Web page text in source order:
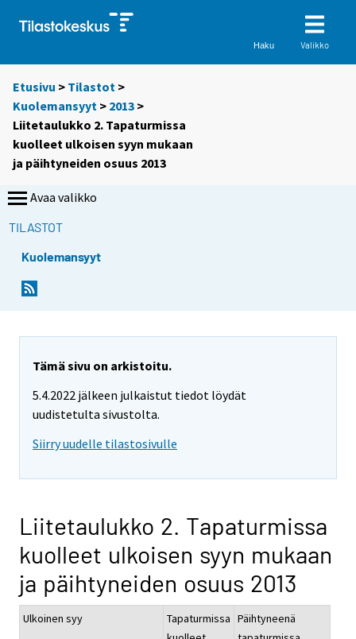
Haku Valikko
Etusivu > Tilastot >
Kuolemansyyt > 2013 >
Liitetaulukko 2. Tapaturmissa
kuolleet ulkoisen syyn mukaan
ja päihtyneiden osuus 2013
Avaa valikko
TILASTOT
Kuolemansyyt
Tämä sivu on arkistoitu.
5.4.2022 jälkeen julkaistut tiedot löydät
uudistetulta sivustolta.
Siirry uudelle tilastosivulle
Liitetaulukko 2. Tapaturmissa
kuolleet ulkoisen syyn mukaan
ja päihtyneiden osuus 2013
Ulkoinen syy
Tapaturmissa Päihtyneenä